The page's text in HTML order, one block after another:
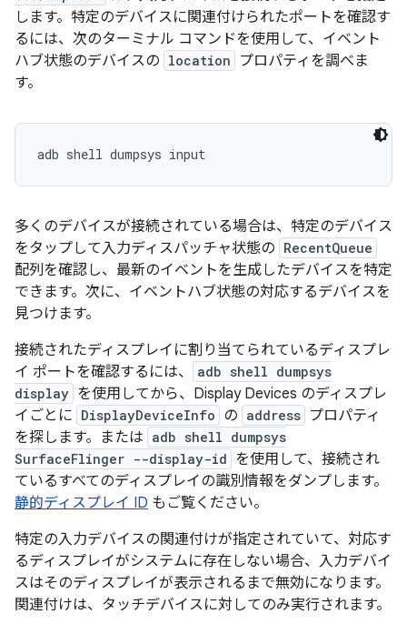
します。特定のデバイスに関連付けられたポートを確認す
るには、次のターミナル コマンドを使用して、イベント
ハブ状態のデバイスの location
プロパティを調べま
す。
adb shell dumpsys input
多くのデバイスが接続されている場合は、特定のデバイス
をタップして入力ディスパッチャ状態の RecentQueue
配列を確認し、最新のイベントを生成したデバイスを特定
できます。次に、イベントハブ状態の対応するデバイスを
見つけます。
接続されたディスプレイに割り当てられているディスプレ
イ ポートを確認するには、
adb shell dumpsys
display を使用してから、Display Devices のディスプレ
イごとに DisplayDeviceInfo の address プロパティ
を探します。または adb shell dumpsys
SurfaceFlinger --display-id を使用して、接続され
ているすべてのディスプレイの識別情報をダンプします。
静的ディスプレイ ID もご覧ください。
特定の入力デバイスの関連付けが指定されていて、対応す
るディスプレイがシステムに存在しない場合、入力デバイ
スはそのディスプレイが表示されるまで無効になります。
関連付けは、タッチデバイスに対してのみ実行されます。